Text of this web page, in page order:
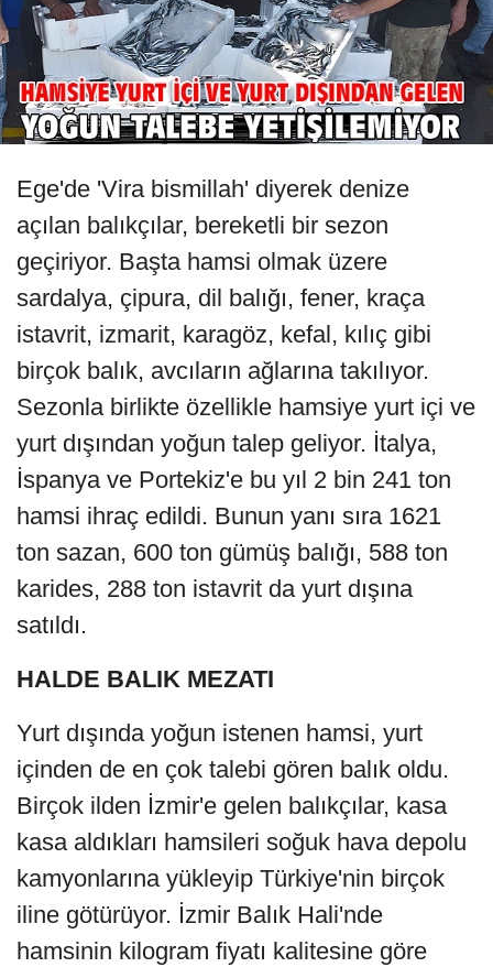
Ege'de 'Vira bismillah' diyerek denize
açılan balıkçılar, bereketli bir sezon
geçiriyor. Başta hamsi olmak üzere
sardalya, çipura, dil balığı, fener, kraça
istavrit, izmarit, karagöz, kefal, kılıç gibi
birçok balık, avcıların ağlarına takılıyor.
Sezonla birlikte özellikle hamsiye yurt içi ve
yurt dışından yoğun talep geliyor. İtalya,
İspanya ve Portekiz'e bu yıl 2 bin 241 ton
hamsi ihraç edildi. Bunun yanı sıra 1621
ton sazan, 600 ton gümüş balığı, 588 ton
karides, 288 ton istavrit da yurt dışına
satıldı.
HALDE BALIK MEZATI
Yurt dışında yoğun istenen hamsi, yurt
içinden de en çok talebi gören balık oldu.
Birçok ilden İzmir'e gelen balıkçılar, kasa
kasa aldıkları hamsileri soğuk hava depolu
kamyonlarına yükleyip Türkiye'nin birçok
iline götürüyor. İzmir Balık Hali'nde
hamsinin kilogram fiyatı kalitesine göre